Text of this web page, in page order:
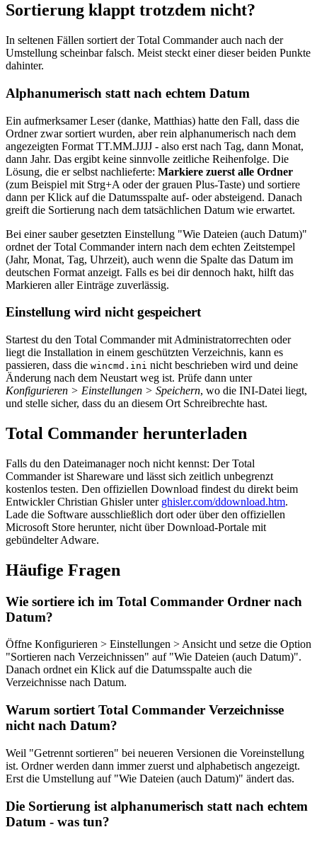
Sortierung klappt trotzdem nicht?
In seltenen Fällen sortiert der Total Commander auch nach der
Umstellung scheinbar falsch. Meist steckt einer dieser beiden Punkte
dahinter.
Alphanumerisch statt nach echtem Datum
Ein aufmerksamer Leser (danke, Matthias) hatte den Fall, dass die
Ordner zwar sortiert wurden, aber rein alphanumerisch nach dem
angezeigten Format TT.MM.JJJJ - also erst nach Tag, dann Monat,
dann Jahr. Das ergibt keine sinnvolle zeitliche Reihenfolge. Die
Lösung, die er selbst nachlieferte: Markiere zuerst alle Ordner
(zum Beispiel mit Strg+A oder der grauen Plus-Taste) und sortiere
dann per Klick auf die Datumsspalte auf- oder absteigend. Danach
greift die Sortierung nach dem tatsächlichen Datum wie erwartet.
Bei einer sauber gesetzten Einstellung "Wie Dateien (auch Datum)"
ordnet der Total Commander intern nach dem echten Zeitstempel
(Jahr, Monat, Tag, Uhrzeit), auch wenn die Spalte das Datum im
deutschen Format anzeigt. Falls es bei dir dennoch hakt, hilft das
Markieren aller Einträge zuverlässig.
Einstellung wird nicht gespeichert
Startest du den Total Commander mit Administratorrechten oder
liegt die Installation in einem geschützten Verzeichnis, kann es
passieren, dass die wincmd.ini nicht beschrieben wird und deine
Änderung nach dem Neustart weg ist. Prüfe dann unter
Konfigurieren > Einstellungen > Speichern, wo die INI-Datei liegt,
und stelle sicher, dass du an diesem Ort Schreibrechte hast.
Total Commander herunterladen
Falls du den Dateimanager noch nicht kennst: Der Total
Commander ist Shareware und lässt sich zeitlich unbegrenzt
kostenlos testen. Den offiziellen Download findest du direkt beim
Entwickler Christian Ghisler unter ghisler.com/ddownload.htm.
Lade die Software ausschließlich dort oder über den offiziellen
Microsoft Store herunter, nicht über Download-Portale mit
gebündelter Adware.
Häufige Fragen
Wie sortiere ich im Total Commander Ordner nach
Datum?
Öffne Konfigurieren > Einstellungen > Ansicht und setze die Option
"Sortieren nach Verzeichnissen" auf "Wie Dateien (auch Datum)".
Danach ordnet ein Klick auf die Datumsspalte auch die
Verzeichnisse nach Datum.
Warum sortiert Total Commander Verzeichnisse
nicht nach Datum?
Weil "Getrennt sortieren" bei neueren Versionen die Voreinstellung
ist. Ordner werden dann immer zuerst und alphabetisch angezeigt.
Erst die Umstellung auf "Wie Dateien (auch Datum)" ändert das.
Die Sortierung ist alphanumerisch statt nach echtem
Datum - was tun?